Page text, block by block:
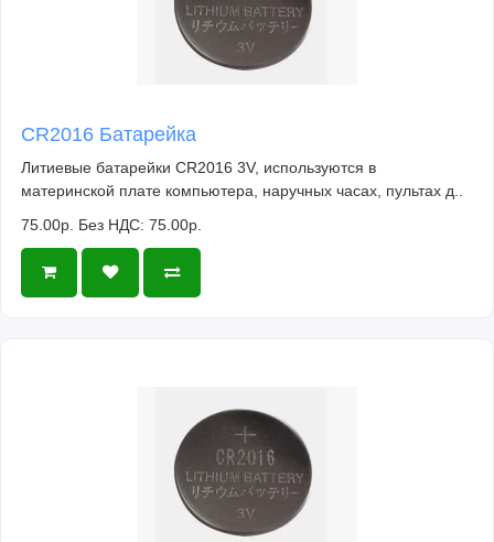
CR2016 Батарейка
Литиевые батарейки CR2016 3V, используются в
материнской плате компьютера, наручных часах, пультах д..
75.00р. Без НДС: 75.00р.